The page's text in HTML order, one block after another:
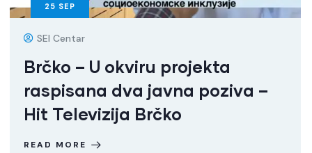
25 SEP
SEI Centar
Brčko – U okviru projekta
raspisana dva javna poziva –
Hit Televizija Brčko
READ MORE